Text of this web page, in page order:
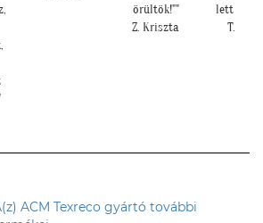
örültök!""
Z. Kriszta
lett
T.
ACM Texreco gyártó további